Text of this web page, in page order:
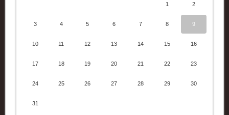
1 2
3 4 5 6 7 8 9
10 11 12 13 14 15 16
17 18 19 20 21 22 23
24 25 26 27 28 29 30
31